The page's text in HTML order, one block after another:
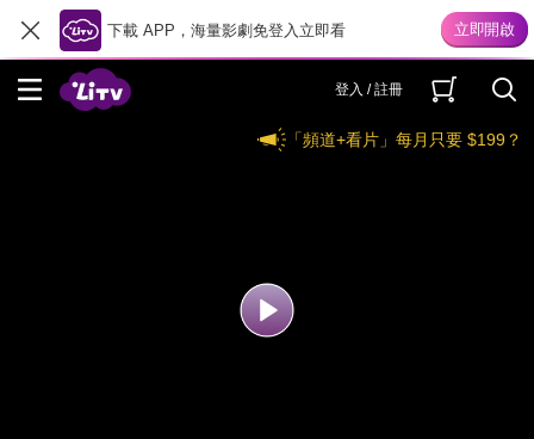
下載 APP，海量影劇免登入立即看
登入 / 註冊
「頻道+看片」每月只要 $199？